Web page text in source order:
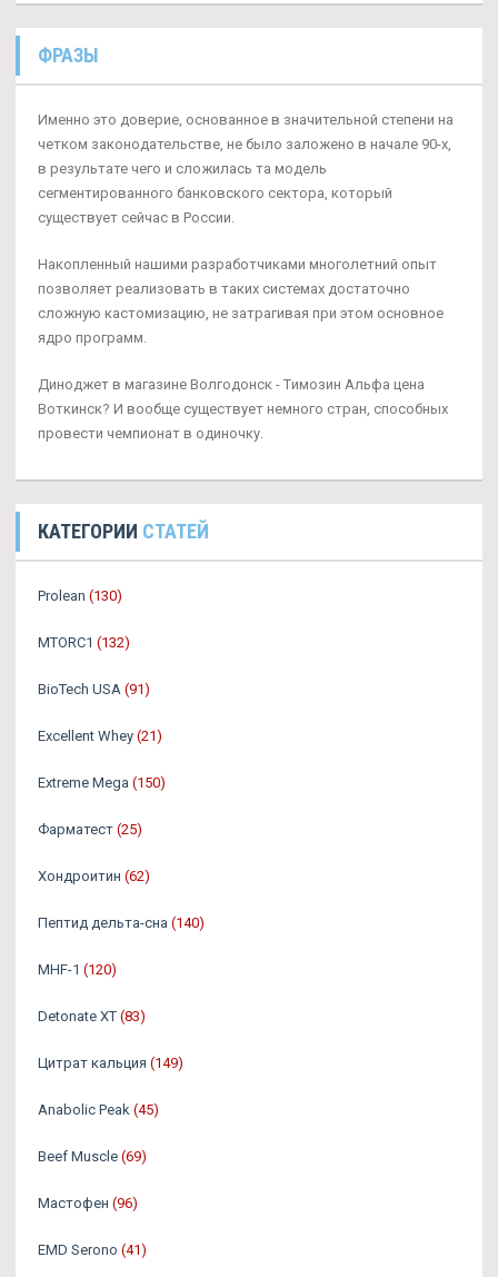
ФРАЗЫ
Именно это доверие, основанное в значительной степени на
четком законодательстве, не было заложено в начале 90-х,
в результате чего и сложилась та модель
сегментированного банковского сектора, который
существует сейчас в России.
Накопленный нашими разработчиками многолетний опыт
позволяет реализовать в таких системах достаточно
сложную кастомизацию, не затрагивая при этом основное
ядро программ.
Диноджет в магазине Волгодонск - Tимозин Альфа цена
Воткинск? И вообще существует немного стран, способных
провести чемпионат в одиночку.
КАТЕГОРИИ СТАТЕЙ
Prolean (130)
MTORC1 (132)
BioTech USA (91)
Excellent Whey (21)
Extreme Mega (150)
Фарматест (25)
Хондроитин (62)
Пептид дельта-сна (140)
MHF-1 (120)
Detonate XT (83)
Цитрат кальция (149)
Anabolic Peak (45)
Beef Muscle (69)
Мастофен (96)
EMD Serono (41)